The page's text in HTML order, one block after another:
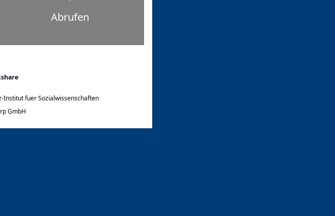
Abrufen
Institut fuer Sozialwissenschaften
GmbH